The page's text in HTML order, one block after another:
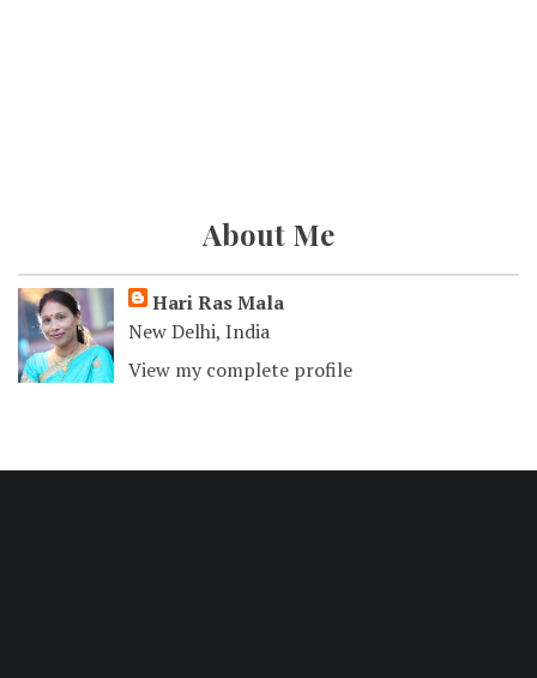
About Me
Hari Ras Mala
New Delhi, India
View my complete profile